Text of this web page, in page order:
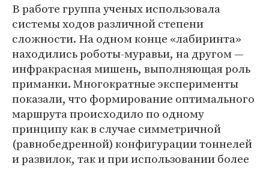
В работе группа ученых использовала
системы ходов различной степени
сложности. На одном конце «лабиринта»
находились роботы-муравьи, на другом —
инфракрасная мишень, выполняющая роль
приманки. Многократные эксперименты
показали, что формирование оптимального
маршрута происходило по одному
принципу как в случае симметричной
(равнобедренной) конфигурации тоннелей
и развилок, так и при использовании более